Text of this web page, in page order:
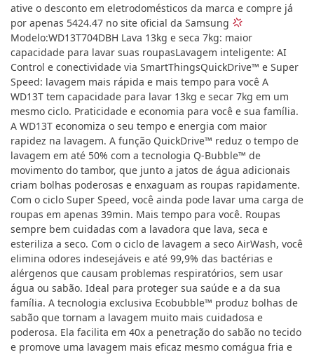
ative o desconto em eletrodomésticos da marca e compre já
por apenas 5424.47 no site oficial da Samsung
Modelo:WD13T704DBH Lava 13kg e seca 7kg: maior
capacidade para lavar suas roupasLavagem inteligente: AI
Control e conectividade via SmartThingsQuickDrive™ e Super
Speed: lavagem mais rápida e mais tempo para você A
WD13T tem capacidade para lavar 13kg e secar 7kg em um
mesmo ciclo. Praticidade e economia para você e sua família.
A WD13T economiza o seu tempo e energia com maior
rapidez na lavagem. A função QuickDrive™ reduz o tempo de
lavagem em até 50% com a tecnologia Q-Bubble™ de
movimento do tambor, que junto a jatos de água adicionais
criam bolhas poderosas e enxaguam as roupas rapidamente.
Com o ciclo Super Speed, você ainda pode lavar uma carga de
roupas em apenas 39min. Mais tempo para você. Roupas
sempre bem cuidadas com a lavadora que lava, seca e
esteriliza a seco. Com o ciclo de lavagem a seco AirWash, você
elimina odores indesejáveis e até 99,9% das bactérias e
alérgenos que causam problemas respiratórios, sem usar
água ou sabão. Ideal para proteger sua saúde e a da sua
família. A tecnologia exclusiva Ecobubble™ produz bolhas de
sabão que tornam a lavagem muito mais cuidadosa e
poderosa. Ela facilita em 40x a penetração do sabão no tecido
e promove uma lavagem mais eficaz mesmo comágua fria e